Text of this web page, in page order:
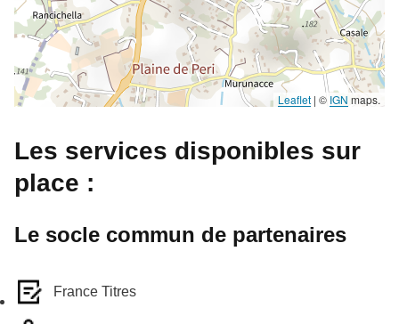
Leaflet | © IGN maps.
Les services disponibles sur
place :
Le socle commun de partenaires
France Titres